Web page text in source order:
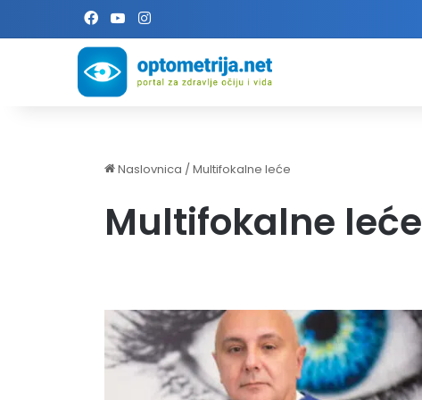
Facebook
YouTube
Naslovnica /Multifokalne leće
Multifokalne leće